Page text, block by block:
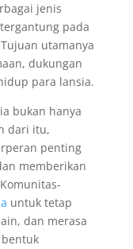
jenis
pada
utamanya
dukungan
para lansia.
bukan hanya
dari itu,
penting
memberikan
untuk tetap
dan merasa